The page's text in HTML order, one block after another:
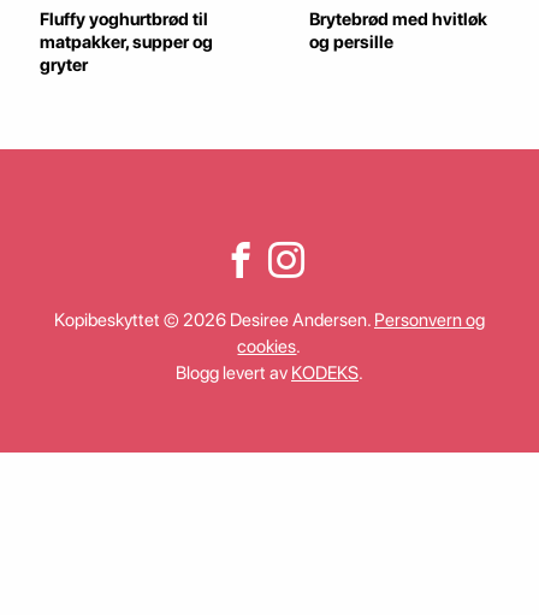
Fluffy yoghurtbrød til
matpakker, supper og
gryter
Brytebrød med hvitløk
og persille
Kopibeskyttet © 2026 Desiree Andersen. Personvern og
cookies.
Blogg levert av KODEKS.